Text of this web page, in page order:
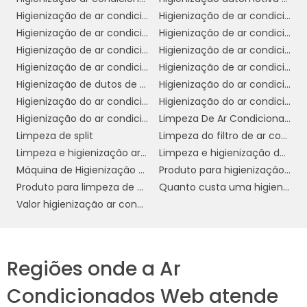
CONDICIONADO LIMPO
Manter o ar condicionado do carro limpo traz
uma série de benefícios que vão além da
simples melhoria na qualidade do ar. Em
primeiro lugar, um sistema livre de impurezas
e contaminantes é essencial para a saúde
dos ocupantes do veículo, prevenindo
alergiase doenças respiratórias
causadas por ácaros, fungos e bactérias.
Além disso, a higienização regular do ar
condicionado contribui para a
resultar em
economia de combustível
menor desgaste dos componentes,
prolongando a vida útil do ar condicionado e
Higienização de ar condicionado
Higienização de ar condicionado automotivo
Higienização de ar condicionado automotivo preço
Higienização de ar condicionado automotivo valor
Higienização de ar condicionado preço
Higienização de ar condicionado residencial
Higienização de ar condicionado split
Higienização de ar condicionado veicular
Higienização de dutos de ar condicionado
Higienização do ar condicionado
Higienização do ar condicionado automotivo
Higienização do ar condicionado automotivo preço
Higienização do ar condicionado preço
Limpeza De Ar Condicionado
Limpeza de split
Limpeza do filtro de ar condicionado
Limpeza e higienização ar condicionado
Limpeza e higienização de ar condicionado
Máquina de Higienização de ar condicionado automotivo
Produto para higienização de ar condicionado
Produto para limpeza de ar condicionado residencial
Quanto custa uma higienização do ar condicionado
Valor higienização ar condicionado
Regiões onde a Ar
Condicionados Web atende